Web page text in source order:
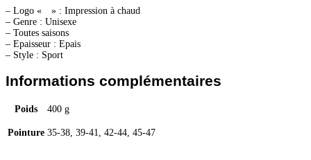
– Logo «
» : Impression à chaud
– Genre : Unisexe
– Toutes saisons
– Epaisseur : Epais
– Style : Sport
Informations complémentaires
Poids 400 g
Pointure 35-38, 39-41, 42-44, 45-47